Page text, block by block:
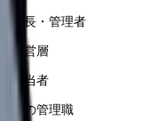
部長・管理者
経営層
担当者
関の管理職